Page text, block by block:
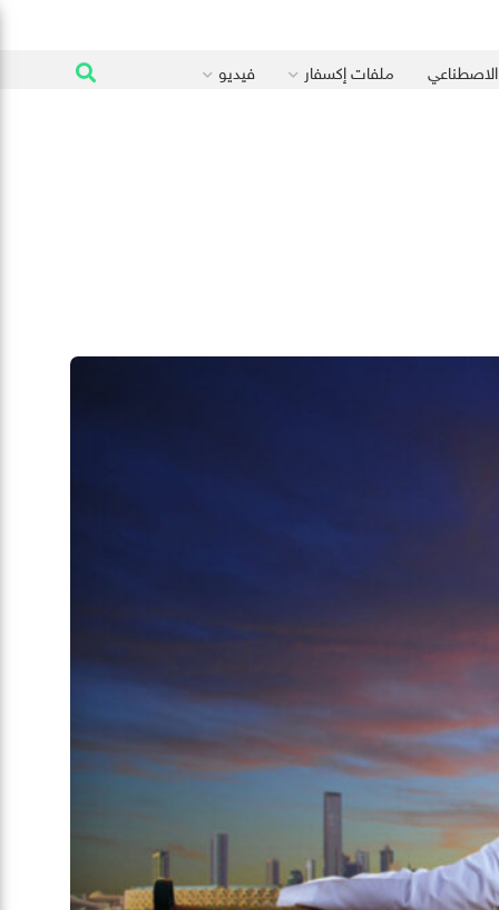
الاصطناعي ملفات إكسفار فيديو